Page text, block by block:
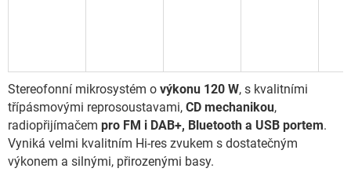
Stereofonní mikrosystém o výkonu 120 W, s kvalitními
třípásmovými reprosoustavami, CD mechanikou,
radiopřijímačem pro FM i DAB+, Bluetooth a USB portem.
Vyniká velmi kvalitním Hi-res zvukem s dostatečným
výkonem a silnými, přirozenými basy.